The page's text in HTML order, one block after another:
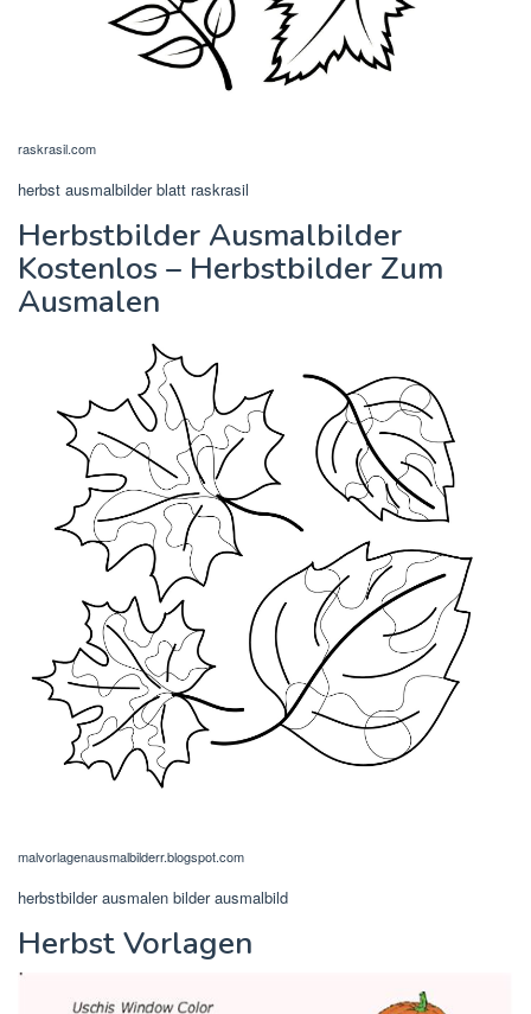
raskrasil.com
herbst ausmalbilder blatt raskrasil
Herbstbilder Ausmalbilder
Kostenlos – Herbstbilder Zum
Ausmalen
malvorlagenausmalbilderr.blogspot.com
herbstbilder ausmalen bilder ausmalbild
Herbst Vorlagen